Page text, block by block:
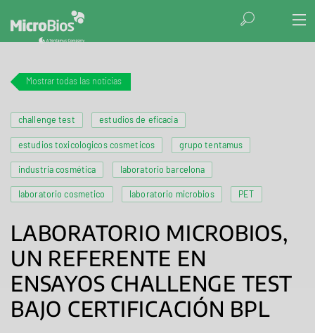
Mostrar todas las noticias
challenge test estudios de eficacia
estudios toxicologicos cosmeticos grupo tentamus
industria cosmética laboratorio barcelona
laboratorio cosmetico laboratorio microbios PET
LABORATORIO MICROBIOS,
UN REFERENTE EN
ENSAYOS CHALLENGE TEST
BAJO CERTIFICACIÓN BPL